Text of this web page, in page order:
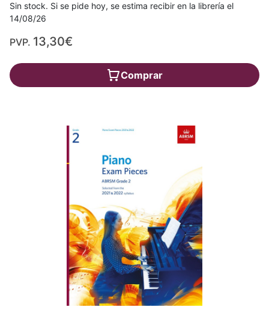
Sin stock. Si se pide hoy, se estima recibir en la librería el
14/08/26
PVP. 13,30€
Comprar